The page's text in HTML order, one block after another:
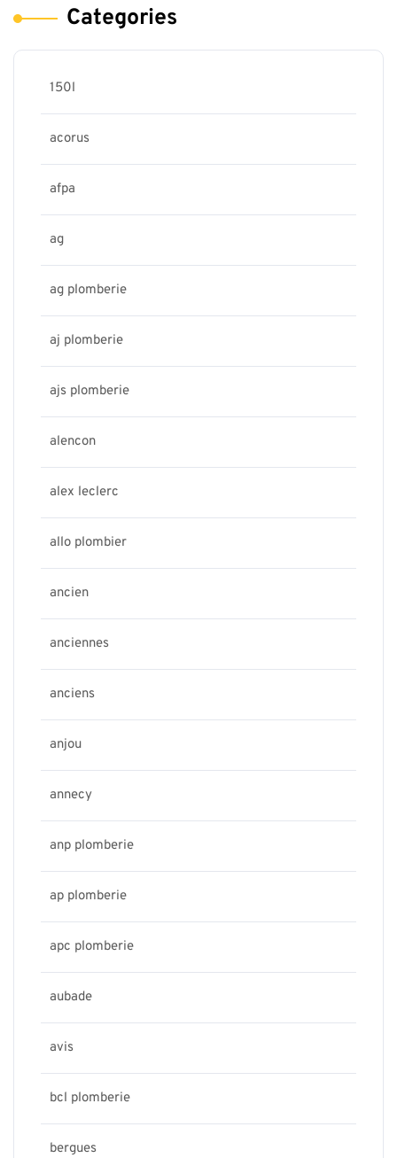
Categories
150l
acorus
afpa
ag
ag plomberie
aj plomberie
ajs plomberie
alencon
alex leclerc
allo plombier
ancien
anciennes
anciens
anjou
annecy
anp plomberie
ap plomberie
apc plomberie
aubade
avis
bcl plomberie
bergues